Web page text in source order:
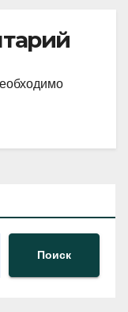
Поиск